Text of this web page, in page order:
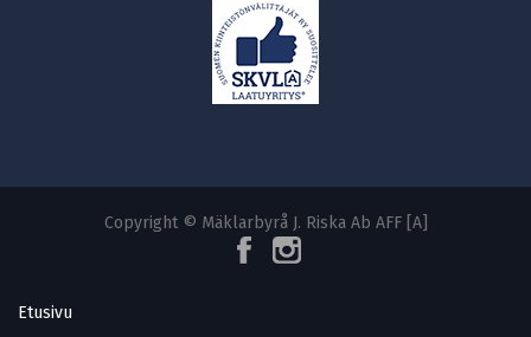
Copyright © Mäklarbyrå J. Riska Ab AFF [A]
Etusivu